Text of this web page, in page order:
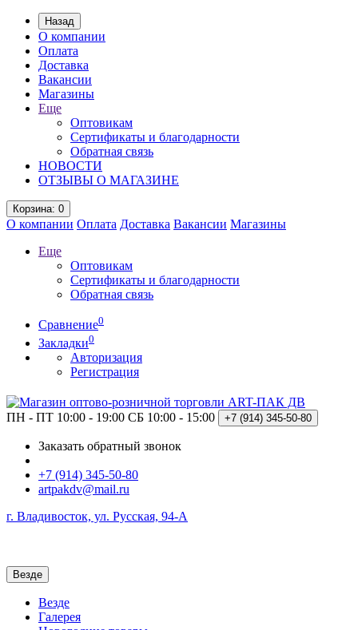
Назад
О компании
Оплата
Доставка
Вакансии
Магазины
Еще
Оптовикам
Сертификаты и благодарности
Обратная связь
НОВОСТИ
ОТЗЫВЫ О МАГАЗИНЕ
Корзина: 0
О компании Оплата Доставка Вакансии Магазины
Еще
Оптовикам
Сертификаты и благодарности
Обратная связь
Сравнение0
Закладки0
Авторизация
Регистрация
ПН - ПТ 10:00 - 19:00 СБ 10:00 - 15:00 +7 (914) 345-50-80
Заказать обратный звонок
+7 (914) 345-50-80
artpakdv@mail.ru
г. Владивосток, ул. Русская, 94-А
Везде
Везде
Галерея